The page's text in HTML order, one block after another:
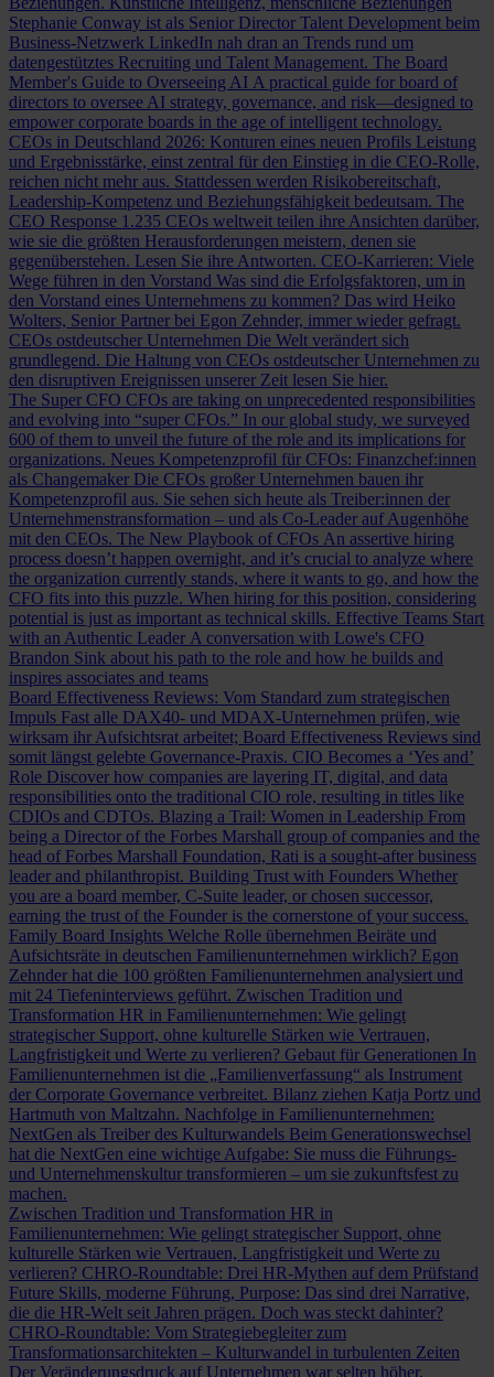
Stephanie Conway ist als Senior Director Talent Development beim
Business-Netzwerk LinkedIn nah dran an Trends rund um
datengestütztes Recruiting und Talent Management. The Board
Member's Guide to Overseeing AI A practical guide for board of
directors to oversee AI strategy, governance, and risk—designed to
empower corporate boards in the age of intelligent technology.
CEOs in Deutschland 2026: Konturen eines neuen Profils Leistung
und Ergebnisstärke, einst zentral für den Einstieg in die CEO-Rolle,
reichen nicht mehr aus. Stattdessen werden Risikobereitschaft,
Leadership-Kompetenz und Beziehungsfähigkeit bedeutsam. The
CEO Response 1.235 CEOs weltweit teilen ihre Ansichten darüber,
wie sie die größten Herausforderungen meistern, denen sie
gegenüberstehen. Lesen Sie ihre Antworten. CEO-Karrieren: Viele
Wege führen in den Vorstand Was sind die Erfolgsfaktoren, um in
den Vorstand eines Unternehmens zu kommen? Das wird Heiko
Wolters, Senior Partner bei Egon Zehnder, immer wieder gefragt.
CEOs ostdeutscher Unternehmen Die Welt verändert sich
grundlegend. Die Haltung von CEOs ostdeutscher Unternehmen zu
den disruptiven Ereignissen unserer Zeit lesen Sie hier.
The Super CFO CFOs are taking on unprecedented responsibilities
and evolving into “super CFOs.” In our global study, we surveyed
600 of them to unveil the future of the role and its implications for
organizations. Neues Kompetenzprofil für CFOs: Finanzchef:innen
als Changemaker Die CFOs großer Unternehmen bauen ihr
Kompetenzprofil aus. Sie sehen sich heute als Treiber:innen der
Unternehmenstransformation – und als Co-Leader auf Augenhöhe
mit den CEOs. The New Playbook of CFOs An assertive hiring
process doesn’t happen overnight, and it’s crucial to analyze where
the organization currently stands, where it wants to go, and how the
CFO fits into this puzzle. When hiring for this position, considering
potential is just as important as technical skills. Effective Teams Start
with an Authentic Leader A conversation with Lowe's CFO
Brandon Sink about his path to the role and how he builds and
inspires associates and teams
Board Effectiveness Reviews: Vom Standard zum strategischen
Impuls Fast alle DAX40- und MDAX-Unternehmen prüfen, wie
wirksam ihr Aufsichtsrat arbeitet; Board Effectiveness Reviews sind
somit längst gelebte Governance-Praxis. CIO Becomes a ‘Yes and’
Role Discover how companies are layering IT, digital, and data
responsibilities onto the traditional CIO role, resulting in titles like
CDIOs and CDTOs. Blazing a Trail: Women in Leadership From
being a Director of the Forbes Marshall group of companies and the
head of Forbes Marshall Foundation, Rati is a sought-after business
leader and philanthropist. Building Trust with Founders Whether
you are a board member, C-Suite leader, or chosen successor,
earning the trust of the Founder is the cornerstone of your success.
Family Board Insights Welche Rolle übernehmen Beiräte und
Aufsichtsräte in deutschen Familienunternehmen wirklich? Egon
Zehnder hat die 100 größten Familienunternehmen analysiert und
mit 24 Tiefeninterviews geführt. Zwischen Tradition und
Transformation HR in Familienunternehmen: Wie gelingt
strategischer Support, ohne kulturelle Stärken wie Vertrauen,
Langfristigkeit und Werte zu verlieren? Gebaut für Generationen In
Familienunternehmen ist die „Familienverfassung“ als Instrument
der Corporate Governance verbreitet. Bilanz ziehen Katja Portz und
Hartmuth von Maltzahn. Nachfolge in Familienunternehmen:
NextGen als Treiber des Kulturwandels Beim Generationswechsel
hat die NextGen eine wichtige Aufgabe: Sie muss die Führungs-
und Unternehmenskultur transformieren – um sie zukunftsfest zu
machen.
Zwischen Tradition und Transformation HR in
Familienunternehmen: Wie gelingt strategischer Support, ohne
kulturelle Stärken wie Vertrauen, Langfristigkeit und Werte zu
verlieren? CHRO-Roundtable: Drei HR-Mythen auf dem Prüfstand
Future Skills, moderne Führung, Purpose: Das sind drei Narrative,
die die HR-Welt seit Jahren prägen. Doch was steckt dahinter?
CHRO-Roundtable: Vom Strategiebegleiter zum
Transformationsarchitekten – Kulturwandel in turbulenten Zeiten
Der Veränderungsdruck auf Unternehmen war selten höher,